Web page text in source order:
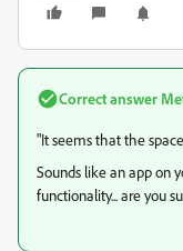
Correct answer
"It seems that the
Sounds like an app on
functionality... are you